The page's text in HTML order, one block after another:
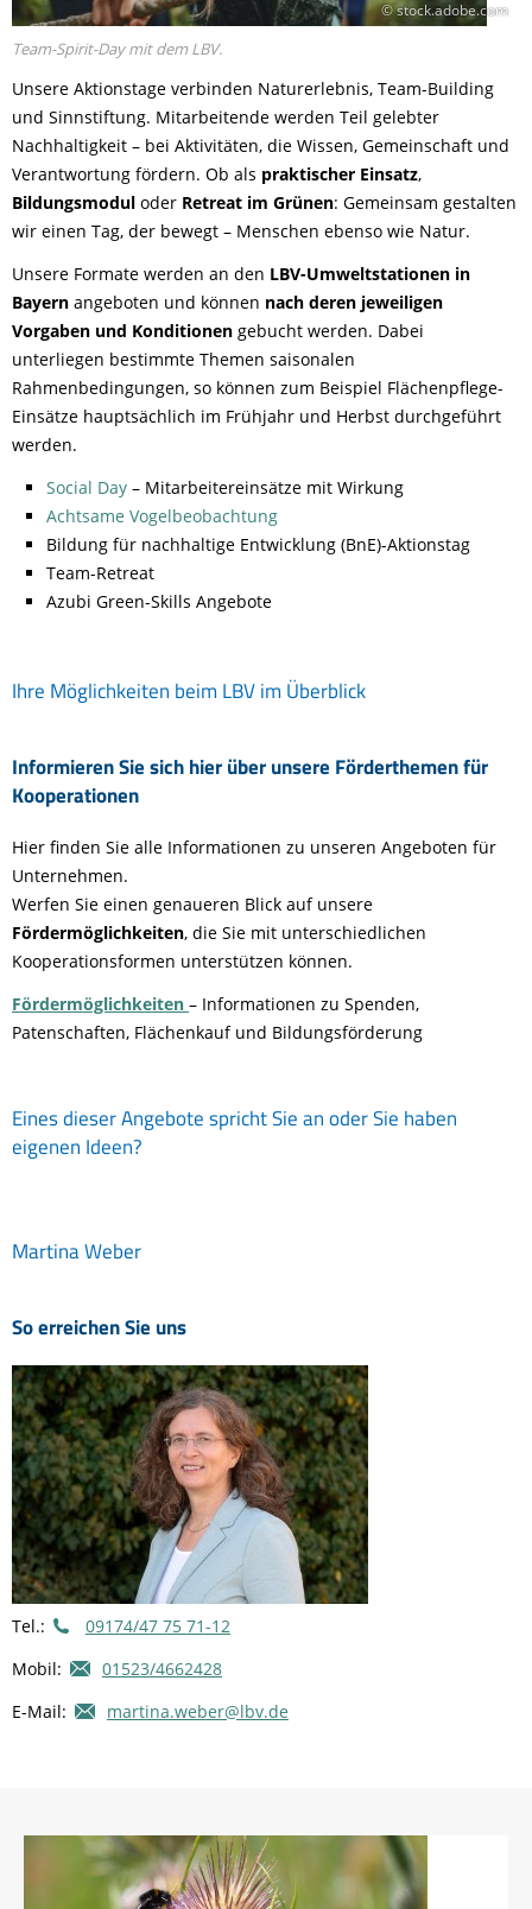
© stock.adobe.com
Team-Spirit-Day mit dem LBV.
Unsere Aktionstage verbinden Naturerlebnis, Team-Building
und Sinnstiftung. Mitarbeitende werden Teil gelebter
Nachhaltigkeit – bei Aktivitäten, die Wissen, Gemeinschaft und
Verantwortung fördern. Ob als praktischer Einsatz,
Bildungsmodul oder Retreat im Grünen: Gemeinsam gestalten
wir einen Tag, der bewegt – Menschen ebenso wie Natur.
Unsere Formate werden an den LBV-Umweltstationen in
Bayern angeboten und können nach deren jeweiligen
Vorgaben und Konditionen gebucht werden. Dabei
unterliegen bestimmte Themen saisonalen
Rahmenbedingungen, so können zum Beispiel Flächenpflege-
Einsätze hauptsächlich im Frühjahr und Herbst durchgeführt
werden.
Social Day – Mitarbeitereinsätzemit Wirkung
Achtsame Vogelbeobachtung
Bildung für nachhaltige Entwicklung (BnE)-Aktionstag
Team-Retreat
Azubi Green-Skills Angebote
Ihre Möglichkeiten beim LBV im Überblick
Informieren Sie sich hier über unsere Förderthemen für
Kooperationen
Hier finden Sie alle Informationen zu unseren Angeboten für
Unternehmen.
Werfen Sie einen genaueren Blick auf unsere
Fördermöglichkeiten, die Sie mit unterschiedlichen
Kooperationsformen unterstützen können.
Fördermöglichkeiten – Informationen zu Spenden,
Patenschaften, Flächenkauf und Bildungsförderung
Eines dieser Angebote spricht Sie an oder Sie haben
eigenen Ideen?
So erreichen Sie uns
Martina Weber
Tel.:
09174/47 75 71-12
Mobil:
01523/4662428
E-Mail:
martina.weber@lbv.de